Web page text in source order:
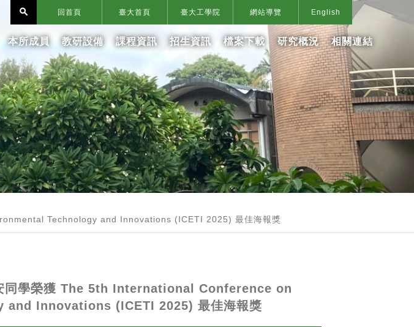
回首頁 臺大首頁 臺大工學院 網站導覽
search English
本所成員 教研設備 課程資訊 招生資訊 檔案下載 研究概況 相關連結
Technology and Innovations (ICETI 2025) 最佳海報獎
同學榮獲 The 5th International Conference on
Innovations (ICETI 2025) 最佳海報獎